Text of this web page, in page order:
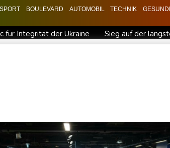
SPORT BOULEVARD AUTOMOBIL TECHNIK
für Integrität der Ukraine
Sieg auf der
Selenskyj warnt
Ungarns Regierungspartei
Selenskyj: Ukraine hat praktisch keine